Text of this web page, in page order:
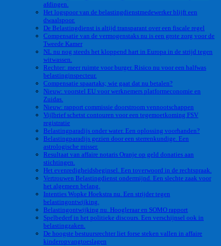
afdingen.
Het logspoor van de belastingdienstmedewerker blijft een
dwaalspoor.
De Belastingdienst is altijd transparant over een fiscale regel
Compensatie van de vermogenstaks nu is een grote zorg voor de
Tweede Kamer
NL nu nog steeds het kloppend hart in Europa in de strijd tegen
witwassen.
Rechter: meer ruimte voor burger. Risico nu voor een halfwas
belastinginspecteur.
Compensatie spaartaks; wie gaat dat nu betalen?
Nieuw: voorstel EU voor werknemers platformeconomie en
Zuidas.
Nieuw: rapport commissie doorstroom vennootschappen
Vijlbrief schetst contouren voor een tegemoetkoming FSV
registratie
Belastingparadijs onder water. Een oplossing voorhanden?
Belastingparadijs gezien door een sterrenkundige. Een
astrologische misser.
Resultaat van affaire notaris Oranje op geld donaties aan
stichtingen.
Het evenredigheidsbeginsel. Een toverwoord in de rechtspraak.
Vertrouwen Belastingdienst ondermijnd. Een slechte zaak voor
het algemeen belang.
Intenties Wopke Hoekstra nu. Een strijder tegen
belastingontwijking.
Belastingontwijking nu. Hoogleraar en SOMO rapport
Spelbederf in het politieke discours. Een verschijnsel ook in
belastingzaken.
De hoogste bestuursrechter liet forse steken vallen in affaire
kinderopvangtoeslagen